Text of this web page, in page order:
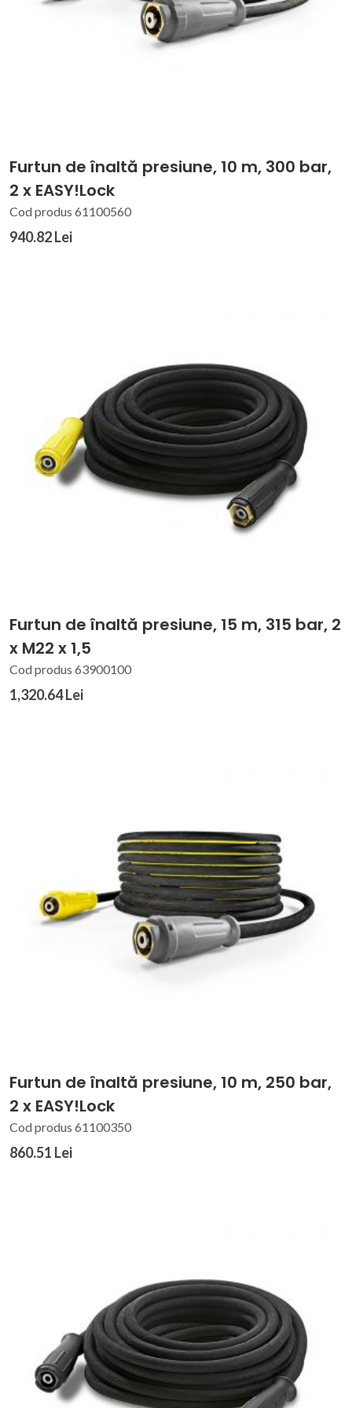
Furtun de înaltă presiune, 10 m, 300 bar,
2 x EASY!Lock
Cod produs 61100560
940.82 Lei
Furtun de înaltă presiune, 15 m, 315 bar, 2
x M22 x 1,5
Cod produs 63900100
1,320.64 Lei
Furtun de înaltă presiune, 10 m, 250 bar,
2 x EASY!Lock
Cod produs 61100350
860.51 Lei